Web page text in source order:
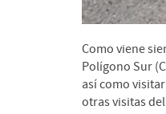
Como viene
Polígono Sur
así como
otras visitas